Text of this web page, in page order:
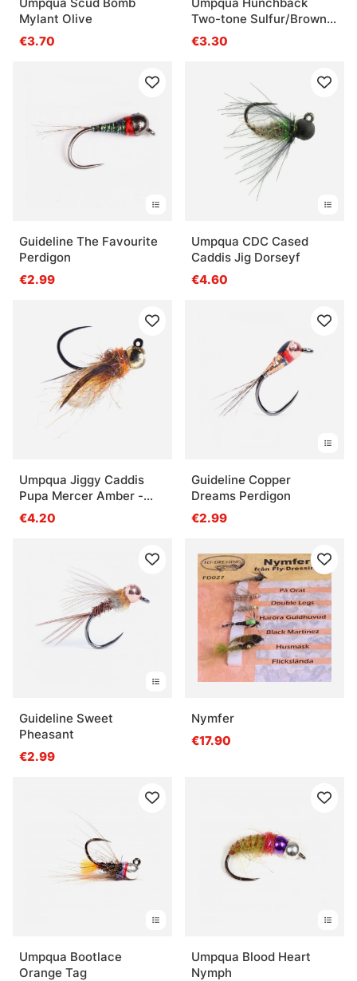
Mylant Olive
€3.70
Two-tone Sulfur/Brown -
#16
€3.30
Guideline The Favourite
Perdigon
€2.99
Umpqua CDC Cased
Caddis Jig Dorseyf
€4.60
Umpqua Jiggy Caddis
Pupa Mercer Amber -
#14
€4.20
Guideline Copper
Dreams Perdigon
€2.99
Guideline Sweet
Pheasant
€2.99
Nymfer
€17.90
Umpqua Bootlace
Orange Tag
Umpqua Blood Heart
Nymph